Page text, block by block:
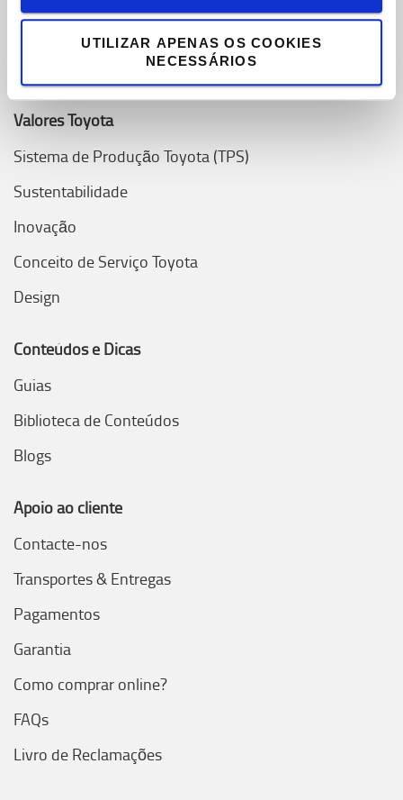
UTILIZAR APENAS OS COOKIES
NECESSÁRIOS
Onde estamos
Porquê escolher Toyota
Valores Toyota
Sistema de Produção Toyota (TPS)
Sustentabilidade
Inovação
Conceito de Serviço Toyota
Design
Conteúdos e Dicas
Guias
Biblioteca de Conteúdos
Blogs
Apoio ao cliente
Contacte-nos
Transportes & Entregas
Pagamentos
Garantia
Como comprar online?
FAQs
Livro de Reclamações